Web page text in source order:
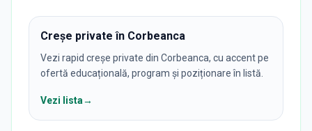
Creșe private în Corbeanca
Vezi rapid creșe private din Corbeanca, cu accent pe
ofertă educațională, program și poziționare în listă.
Vezi lista→